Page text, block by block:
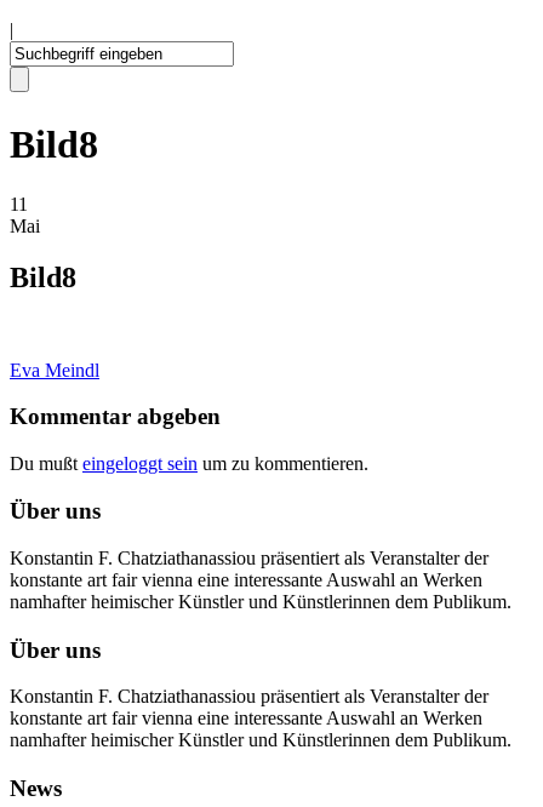
|
Bild8
11
Mai
Bild8
Eva Meindl
Kommentar abgeben
Du mußt eingeloggt sein um zu kommentieren.
Über uns
Konstantin F. Chatziathanassiou präsentiert als Veranstalter der
konstante art fair vienna eine interessante Auswahl an Werken
namhafter heimischer Künstler und Künstlerinnen dem Publikum.
Über uns
Konstantin F. Chatziathanassiou präsentiert als Veranstalter der
konstante art fair vienna eine interessante Auswahl an Werken
namhafter heimischer Künstler und Künstlerinnen dem Publikum.
News